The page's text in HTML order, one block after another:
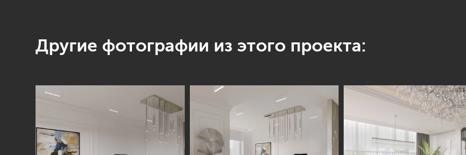
Другие фотографии из этого проекта: